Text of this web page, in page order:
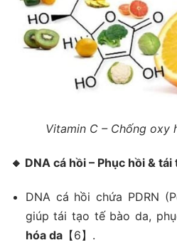
Vitamin C – Chống oxy
🔸 DNA cá hồi – Phục hồi &
DNA cá hồi chứa PDRN
giúp tái tạo tế bào da,
hóa da【6】.